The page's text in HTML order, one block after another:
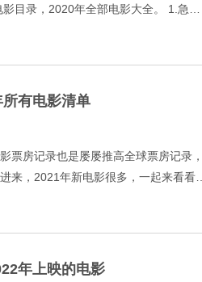
目录，2020年全部电影大全。 1.急先
有电影清单
票房记录也是屡屡推高全球票房记录，
来，2021年新电影很多，一起来看看
谎人 2.二哥来了
年上映的电影